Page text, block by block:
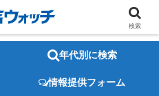
年代別に検索
情報提供フォーム
検索